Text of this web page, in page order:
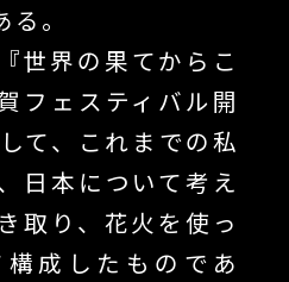
。
世界の果てからこ
フェスティバル開
て、これまでの私
日本について考え
取り、花火を使っ
成したものであ